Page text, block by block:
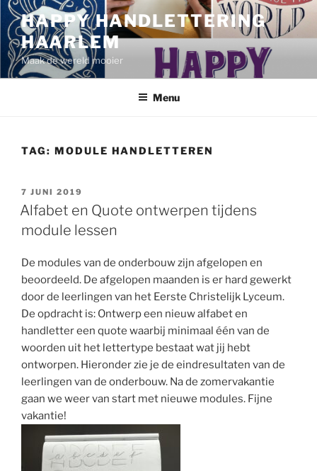
Ga
naar
de
inhoud
HAPPY HANDLETTERING
HAARLEM
Maak de wereld mooier
Menu
TAG: MODULE HANDLETTEREN
GEPLAATST
OP
7 JUNI 2019
Alfabet en Quote ontwerpen tijdens
module lessen
De modules van de onderbouw zijn afgelopen en
beoordeeld. De afgelopen maanden is er hard gewerkt
door de leerlingen van het Eerste Christelijk Lyceum.
De opdracht is: Ontwerp een nieuw alfabet en
handletter een quote waarbij minimaal één van de
woorden uit het lettertype bestaat wat jij hebt
ontworpen. Hieronder zie je de eindresultaten van de
leerlingen van de onderbouw. Na de zomervakantie
gaan we weer van start met nieuwe modules. Fijne
vakantie!